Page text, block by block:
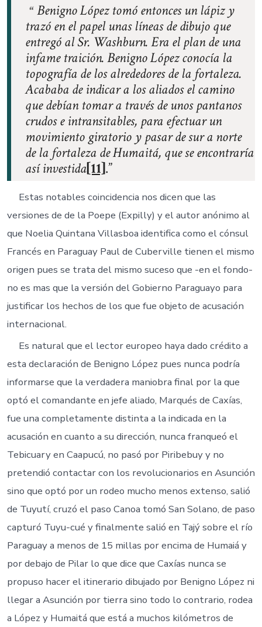
Benigno López tomó entonces un lápiz y
trazó en el papel unas líneas de dibujo que
entregó al Sr. Washburn. Era el plan de una
infame traición. Benigno López conocía la
topografía de los alrededores de la fortaleza.
Acababa de indicar a los aliados el camino
que debían tomar a través de unos pantanos
crudos e intransitables, para efectuar un
movimiento giratorio y pasar de sur a norte
de la fortaleza de Humaitá, que se encontraría
así investida[11].
Estas notables coincidencia nos dicen que las
versiones de de la Poepe (Expilly) y el autor anónimo al
que Noelia Quintana Villasboa identifica como el cónsul
Francés en Paraguay Paul de Cuberville tienen el mismo
origen pues se trata del mismo suceso que -en el fondo-
no es mas que la versión del Gobierno Paraguayo para
justificar los hechos de los que fue objeto de acusación
internacional.
Es natural que el lector europeo haya dado crédito a
esta declaración de Benigno López pues nunca podría
informarse que la verdadera maniobra final por la que
optó el comandante en jefe aliado, Marqués de Caxías,
fue una completamente distinta a la indicada en la
acusación en cuanto a su dirección, nunca franqueó el
Tebicuary en Caapucú, no pasó por Piribebuy y no
pretendió contactar con los revolucionarios en Asunción
sino que optó por un rodeo mucho menos extenso, salió
de Tuyutí, cruzó el paso Canoa tomó San Solano, de paso
capturó Tuyu-cué y finalmente salió en Tajý sobre el río
Paraguay a menos de 15 millas por encima de Humaiá y
por debajo de Pilar lo que dice que Caxías nunca se
propuso hacer el itinerario dibujado por Benigno López ni
llegar a Asunción por tierra sino todo lo contrario, rodea
a López y Humaitá que está a muchos kilómetros de